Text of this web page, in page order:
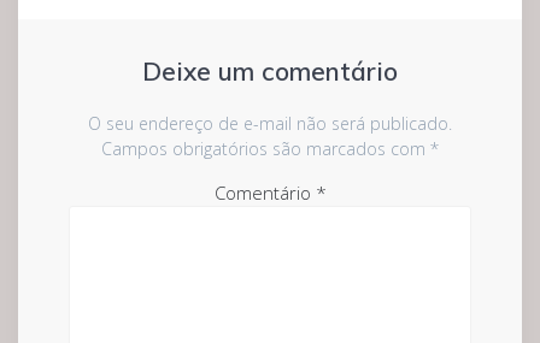
Deixe um comentário
O seu endereço de e-mail não será publicado.
Campos obrigatórios são marcados com *
Comentário *